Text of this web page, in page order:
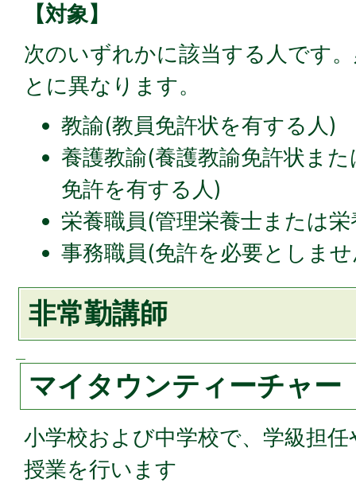
【対象】
次のいずれかに該当する人です
とに異なります。
教諭(教員免許状を有する人)
養護教諭(養護教諭免許状ま
免許を有する人)
栄養職員(管理栄養士または
事務職員(免許を必要としま
非常勤講師
マイタウンティーチャー
小学校および中学校で、学級担
授業を行います